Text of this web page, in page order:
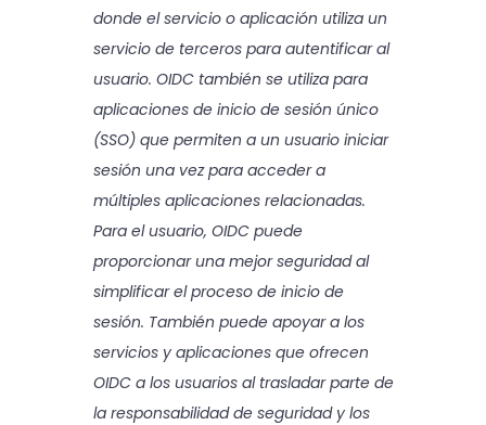
donde el servicio o aplicación utiliza un
servicio de terceros para autentificar al
usuario. OIDC también se utiliza para
aplicaciones de inicio de sesión único
(SSO) que permiten a un usuario iniciar
sesión una vez para acceder a
múltiples aplicaciones relacionadas.
Para el usuario, OIDC puede
proporcionar una mejor seguridad al
simplificar el proceso de inicio de
sesión. También puede apoyar a los
servicios y aplicaciones que ofrecen
OIDC a los usuarios al trasladar parte de
la responsabilidad de seguridad y los